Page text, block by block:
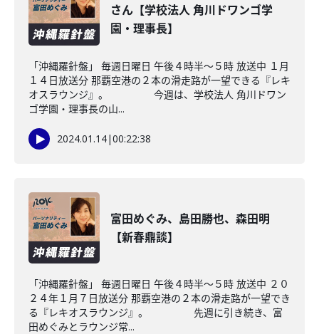
さん【学校法人 角川ドワンゴ学
園・理事長】
「沖縄羅針盤」 毎週日曜日 午後４時半～５時 放送中 １月
１４日放送分 那覇空港の２本の滑走路が一望できる『レキ
オスラウンジ』。 今週は、学校法人 角川ドワン
ゴ学園・理事長の山...
2024.01.14|00:22:38
富田めぐみ、島田勝也、森田明
【新春鼎談】
「沖縄羅針盤」 毎週日曜日 午後４時半～５時 放送中 ２０
２４年１月７日放送分 那覇空港の２本の滑走路が一望でき
る『レキオスラウンジ』。 先週に引き続き、富
田めぐみとラウンジ常...